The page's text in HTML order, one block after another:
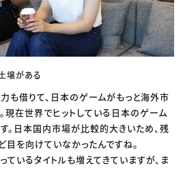
壌がある
も借りて、日本のゲームがもっと海外市
現在世界でヒットしている日本のゲーム
。日本国内市場が比較的大きいため、残
を向けていなかったんですね。
ているタイトルも増えてきていますが、ま